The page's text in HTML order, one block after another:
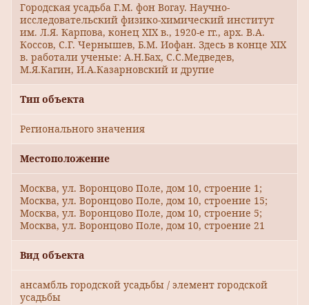
Городская усадьба Г.М. фон Вогау. Научно-
исследовательский физико-химический институт
им. Л.Я. Карпова, конец XIX в., 1920-е гг., арх. В.А.
Коссов, С.Г. Чернышев, Б.М. Иофан. Здесь в конце XIX
в. работали ученые: А.Н.Бах, С.С.Медведев,
М.Я.Кагин, И.А.Казарновский и другие
Тип объекта
Регионального значения
Местоположение
Москва, ул. Воронцово Поле, дом 10, строение 1;
Москва, ул. Воронцово Поле, дом 10, строение 15;
Москва, ул. Воронцово Поле, дом 10, строение 5;
Москва, ул. Воронцово Поле, дом 10, строение 21
Вид объекта
ансамбль городской усадьбы / элемент городской
усадьбы